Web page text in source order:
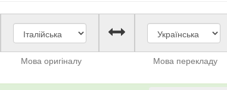
Мова оригіналу Мова перекладу